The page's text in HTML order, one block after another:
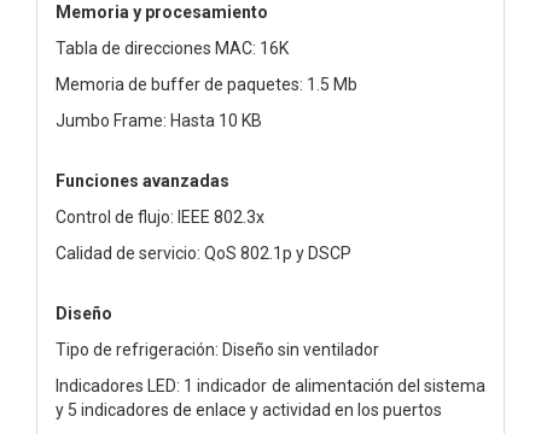
Memoria y procesamiento
Tabla de direcciones MAC: 16K
Memoria de buffer de paquetes: 1.5 Mb
Jumbo Frame: Hasta 10 KB
Funciones avanzadas
Control de flujo: IEEE 802.3x
Calidad de servicio: QoS 802.1p y DSCP
Diseño
Tipo de refrigeración: Diseño sin ventilador
Indicadores LED: 1 indicador de alimentación del sistema
y 5 indicadores de enlace y actividad en los puertos